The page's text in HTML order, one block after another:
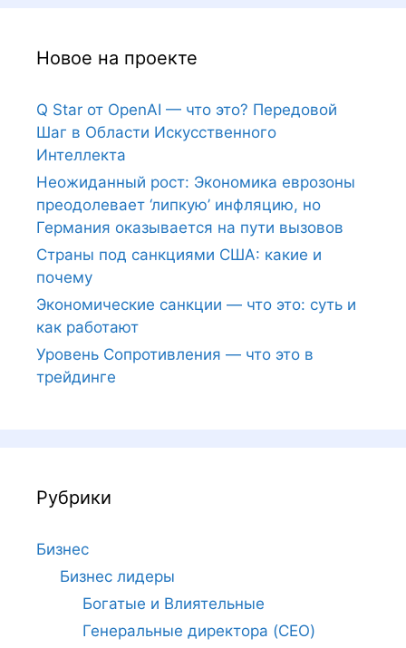
Новое на проекте
Q Star от OpenAI — что это? Передовой
Шаг в Области Искусственного
Интеллекта
Неожиданный рост: Экономика еврозоны
преодолевает ‘липкую’ инфляцию, но
Германия оказывается на пути вызовов
Страны под санкциями США: какие и
почему
Экономические санкции — что это: суть и
как работают
Уровень Сопротивления — что это в
трейдинге
Рубрики
Бизнес
Бизнес лидеры
Богатые и Влиятельные
Генеральные директора (CEO)